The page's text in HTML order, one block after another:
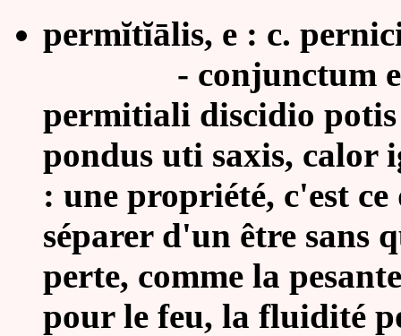
permĭtĭālis, e : c.
- conjunctum est
permitiali discidio
pondus uti saxis, calor
: une propriété, c'est
séparer d'un être sans
perte, comme la
pour le feu, la fluidité